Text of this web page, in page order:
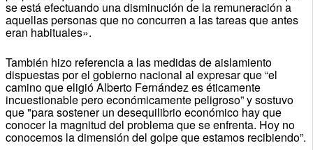
se está efectuando una disminución de la remuneración a
aquellas personas que no concurren a las tareas que antes
eran habituales».
También hizo referencia a las medidas de aislamiento
dispuestas por el gobierno nacional al expresar que “el
camino que eligió Alberto Fernández es éticamente
incuestionable pero económicamente peligroso” y sostuvo
que "para sostener un desequilibrio económico hay que
conocer la magnitud del problema que se enfrenta. Hoy no
conocemos la dimensión del golpe que estamos recibiendo”.